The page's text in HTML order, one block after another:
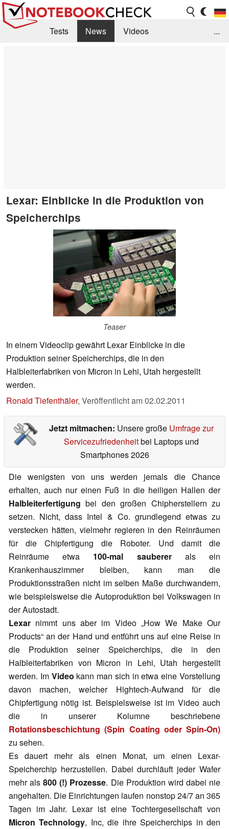
Tests News
Videos
...
Lexar: Einblicke in die Produktion von
Speicherchips
Teaser
In einem Videoclip gewährt Lexar Einblicke in die
Produktion seiner Speicherchips, die in den
Halbleiterfabriken von Micron in Lehi, Utah hergestellt
werden.
Ronald Tiefenthäler, Veröffentlicht am02.02.2011
Jetzt mitmachen: Unsere große Umfrage zur
Servicezufriedenheitbei Laptops und
Smartphones 2026
Die wenigsten von uns werden jemals die Chance
erhalten, auch nur einen Fuß in die heiligen Hallen der
Halbleiterfertigung bei den großen Chipherstellern zu
setzen. Nicht, dass Intel & Co. grundlegend etwas zu
verstecken hätten, vielmehr regieren in den Reinräumen
für die Chipfertigung die Roboter. Und damit die
Reinräume etwa 100-mal saubererals ein
Krankenhauszimmer bleiben, kann man die
Produktionsstraßen nicht im selben Maße durchwandern,
wie beispielsweise die Autoproduktion bei Volkswagen in
der Autostadt.
Lexar nimmt uns aber im Video „How We Make Our
Products“ an der Hand und entführt uns auf eine Reise in
die Produktion seiner Speicherchips, die in den
Halbleiterfabriken von Micron in Lehi, Utah hergestellt
werden. ImVideo kann man sich in etwa eine Vorstellung
davon machen, welcher Hightech-Aufwand für die
Chipfertigung nötig ist. Beispielsweise ist im Video auch
die in unserer Kolumne beschriebene
Rotationsbeschichtung (Spin Coating oder Spin-On)
zu sehen.
Es dauert mehr als einen Monat, um einen Lexar-
Speicherchip herzustellen. Dabei durchläuft jeder Wafer
mehr als800 (!) Prozesse. Die Produktion wird dabei nie
angehalten. Die Einrichtungen laufen nonstop 24/7 an 365
Tagen im Jahr. Lexar ist eine Tochtergesellschaft von
Micron Technology, Inc, die ihre Speicherchips in den